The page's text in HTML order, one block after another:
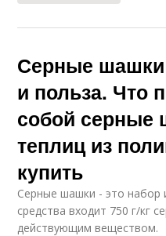
Серные шашки
и польза. Что
собой серные
теплиц из
купить
Серные шашки - это набор
средства входит 750 г/кг
действующим веществом.